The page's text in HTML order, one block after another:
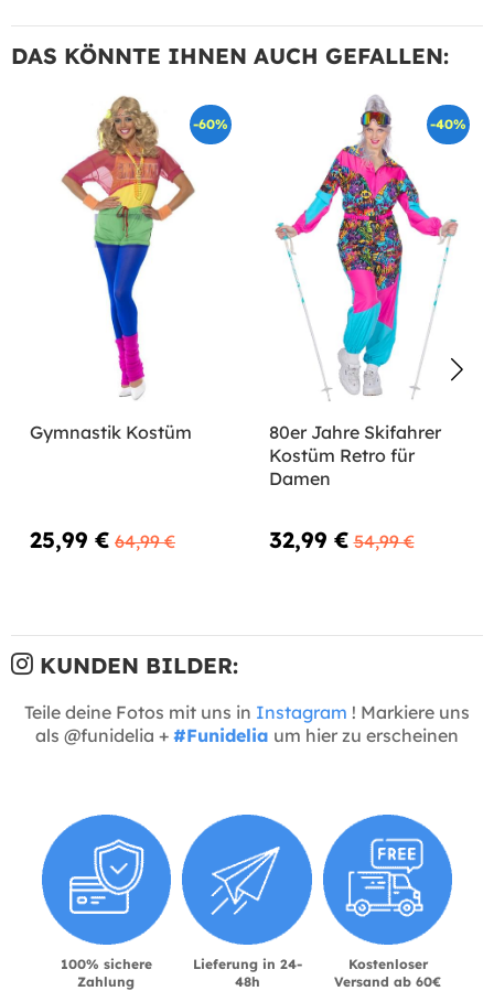
DAS KÖNNTE IHNEN AUCH GEFALLEN:
-60%
Gymnastik Kostüm
25,99 € 64,99 €
-40%
80er Jahre Skifahrer
Kostüm Retro für
Damen
32,99 € 54,99 €
KUNDEN BILDER:
Teile deine Fotos mit uns in Instagram ! Markiere uns
als @funidelia + #Funidelia um hier zu erscheinen
100% sichere
Zahlung
Lieferung in 24-
48h
Kostenloser
Versand ab 60€